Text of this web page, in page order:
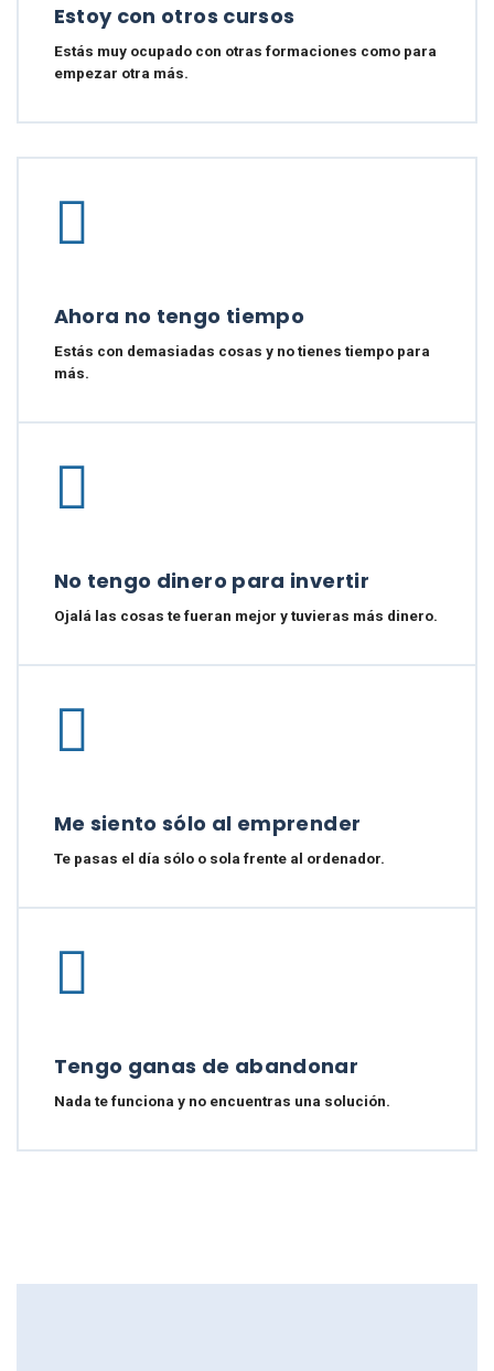
Estoy con otros cursos
Estás muy ocupado con otras formaciones como para
empezar otra más.
Ahora no tengo tiempo
Estás con demasiadas cosas y no tienes tiempo para
más.
No tengo dinero para invertir
Ojalá las cosas te fueran mejor y tuvieras más dinero.
Me siento sólo al emprender
Te pasas el día sólo o sola frente al ordenador.
Tengo ganas de abandonar
Nada te funciona y no encuentras una solución.